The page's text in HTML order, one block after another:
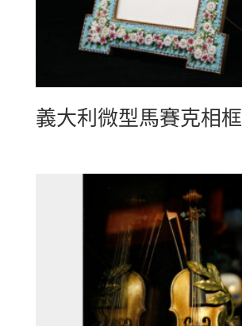
義大利微型馬賽克相框